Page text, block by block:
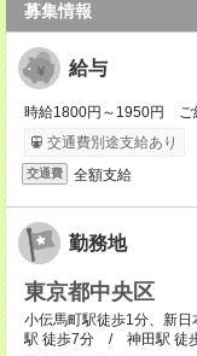
募集情報
給与
時給1800円～1950円 ご
交通費別途支給あり
交通費 全額支給
勤務地
東京都中央区
小伝馬町駅徒歩1分、新
駅 徒歩7分 / 神田駅 徒